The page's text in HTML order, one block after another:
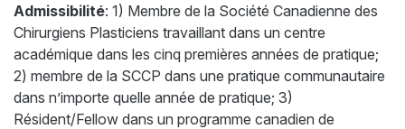
Admissibilité: 1) Membre de la Société Canadienne des
Chirurgiens Plasticiens travaillant dans un centre
académique dans les cinq premières années de pratique;
2) membre de la SCCP dans une pratique communautaire
dans n’importe quelle année de pratique; 3)
Résident/Fellow dans un programme canadien de